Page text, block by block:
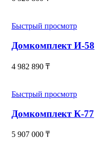
Быстрый просмотр
Домкомплект И-58
4 982 890 ₸
Быстрый просмотр
Домкомплект К-77
5 907 000 ₸